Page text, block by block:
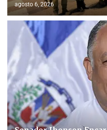
agosto 6, 2026